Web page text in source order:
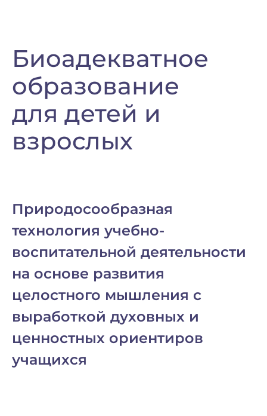
Биоадекватное
образование
для детей и
взрослых
Природосообразная
технология учебно-
воспитательной деятельности
на основе развития
целостного мышления с
выработкой духовных и
ценностных ориентиров
учащихся